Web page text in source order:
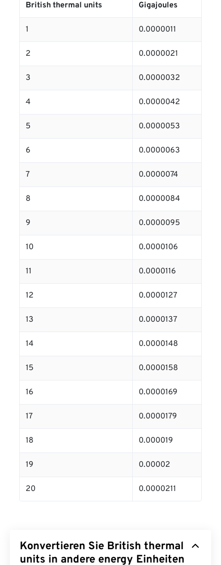
British thermal units Gigajoules
1 0.0000011
2 0.0000021
3 0.0000032
4 0.0000042
5 0.0000053
6 0.0000063
7 0.0000074
8 0.0000084
9 0.0000095
10 0.0000106
11 0.0000116
12 0.0000127
13 0.0000137
14 0.0000148
15 0.0000158
16 0.0000169
17 0.0000179
18 0.000019
19 0.00002
20 0.0000211
Konvertieren Sie British thermal
units in andere energy Einheiten